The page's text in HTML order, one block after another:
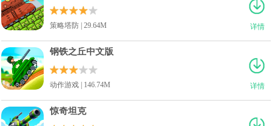
详情
策略塔防 | 29.64M
详情
钢铁之丘中文版
动作游戏 | 146.74M
惊奇坦克